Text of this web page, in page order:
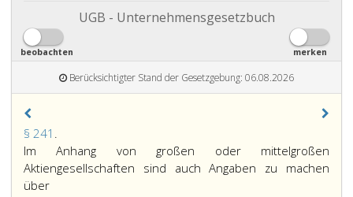
UGB - Unternehmensgesetzbuch
beobachten merken
Berücksichtigter Stand der Gesetzgebung: 06.08.2026
§ 241 .
241,
Im Anhang von großen oder mittelgroßen
Aktiengesellschaften sind auch Angaben zu machen
über